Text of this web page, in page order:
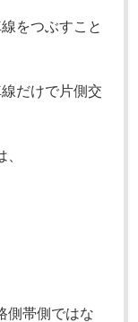
をつぶすこと
だけで片側交
側帯側ではな